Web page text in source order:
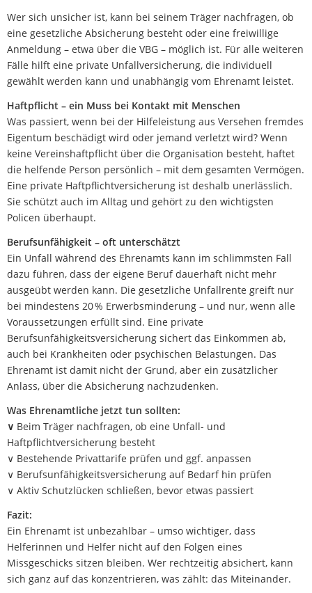
Wer sich unsicher ist, kann bei seinem Träger nachfragen, ob
eine gesetzliche Absicherung besteht oder eine freiwillige
Anmeldung – etwa über die VBG – möglich ist. Für alle weiteren
Fälle hilft eine private Unfallversicherung, die individuell
gewählt werden kann und unabhängig vom Ehrenamt leistet.
Haftpflicht – ein Muss bei Kontakt mit Menschen
Was passiert, wenn bei der Hilfeleistung aus Versehen fremdes
Eigentum beschädigt wird oder jemand verletzt wird? Wenn
keine Vereinshaftpflicht über die Organisation besteht, haftet
die helfende Person persönlich – mit dem gesamten Vermögen.
Eine private Haftpflichtversicherung ist deshalb unerlässlich.
Sie schützt auch im Alltag und gehört zu den wichtigsten
Policen überhaupt.
Berufsunfähigkeit – oft unterschätzt
Ein Unfall während des Ehrenamts kann im schlimmsten Fall
dazu führen, dass der eigene Beruf dauerhaft nicht mehr
ausgeübt werden kann. Die gesetzliche Unfallrente greift nur
bei mindestens 20 % Erwerbsminderung – und nur, wenn alle
Voraussetzungen erfüllt sind. Eine private
Berufsunfähigkeitsversicherung sichert das Einkommen ab,
auch bei Krankheiten oder psychischen Belastungen. Das
Ehrenamt ist damit nicht der Grund, aber ein zusätzlicher
Anlass, über die Absicherung nachzudenken.
Was Ehrenamtliche jetzt tun sollten:
∨ Beim Träger nachfragen, ob eine Unfall- und
Haftpflichtversicherung besteht
∨ Bestehende Privattarife prüfen und ggf. anpassen
∨ Berufsunfähigkeitsversicherung auf Bedarf hin prüfen
∨ Aktiv Schutzlücken schließen, bevor etwas passiert
Fazit:
Ein Ehrenamt ist unbezahlbar – umso wichtiger, dass
Helferinnen und Helfer nicht auf den Folgen eines
Missgeschicks sitzen bleiben. Wer rechtzeitig absichert, kann
sich ganz auf das konzentrieren, was zählt: das Miteinander.